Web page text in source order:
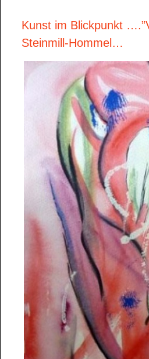
Kunst im Blickpunkt
Steinmill-Hommel…